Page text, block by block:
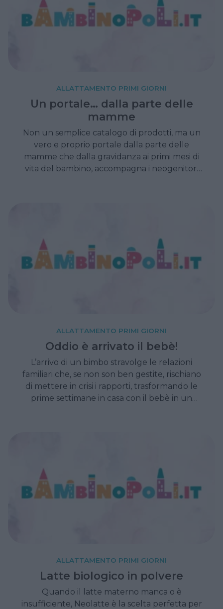
ALLATTAMENTO PRIMI GIORNI
Un portale… dalla parte delle
mamme
Non un semplice catalogo di prodotti, ma un
vero e proprio portale dalla parte delle
mamme che dalla gravidanza ai primi mesi di
vita del bambino, accompagna i neogenitori
ALLATTAMENTO PRIMI GIORNI
Oddio è arrivato il bebè!
L’arrivo di un bimbo stravolge le relazioni
familiari che, se non son ben gestite, rischiano
di mettere in crisi i rapporti, trasformando le
prime settimane in casa con il bebè in un
ALLATTAMENTO PRIMI GIORNI
Latte biologico in polvere
Quando il latte materno manca o è
insufficiente, Neolatte è la scelta perfetta per